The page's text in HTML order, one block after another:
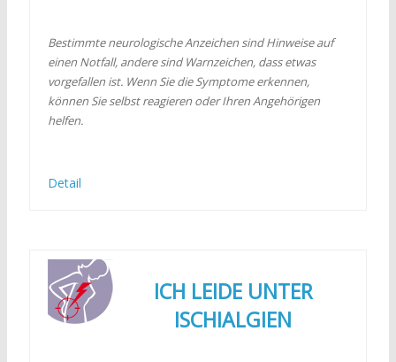
Bestimmte neurologische Anzeichen sind Hinweise auf
einen Notfall, andere sind Warnzeichen, dass etwas
vorgefallen ist. Wenn Sie die Symptome erkennen,
können Sie selbst reagieren oder Ihren Angehörigen
helfen.
Detail
ICH LEIDE UNTER
ISCHIALGIEN